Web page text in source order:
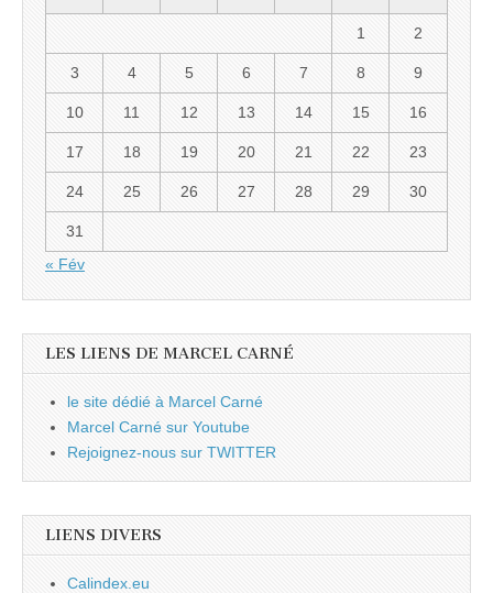
1 2
3 4 5 6 7 8 9
10 11 12 13 14 15 16
17 18 19 20 21 22 23
24 25 26 27 28 29 30
31
« Fév
LES LIENS DE MARCEL CARNÉ
le site dédié à Marcel Carné
Marcel Carné sur Youtube
Rejoignez-nous sur TWITTER
LIENS DIVERS
Calindex.eu